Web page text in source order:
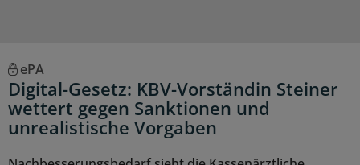
ePA
Digital-Gesetz: KBV-Vorständin Steiner
wettert gegen Sanktionen und
unrealistische Vorgaben